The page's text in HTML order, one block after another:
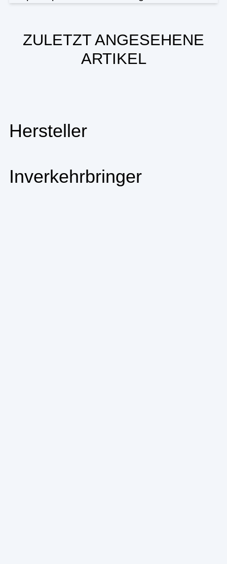
ZULETZT ANGESEHENE
ARTIKEL
Hersteller
Inverkehrbringer